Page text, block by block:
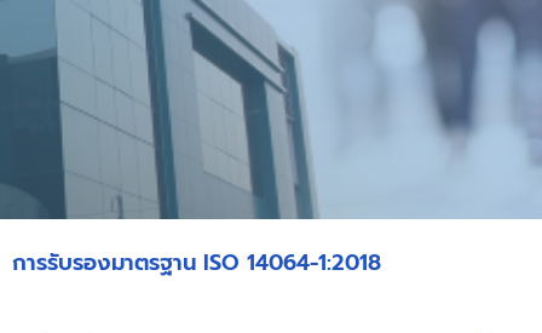
การรับรองมาตรฐาน ISO 14064-1:2018